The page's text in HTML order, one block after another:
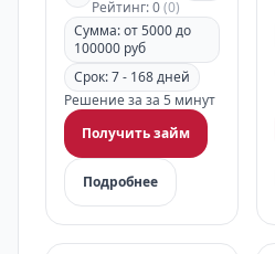
Рейтинг: 0(0)
Сумма: от 5000 до
100000 руб
Срок: 7 - 168 дней
Решение за за 5 минут
Получить займ
Подробнее